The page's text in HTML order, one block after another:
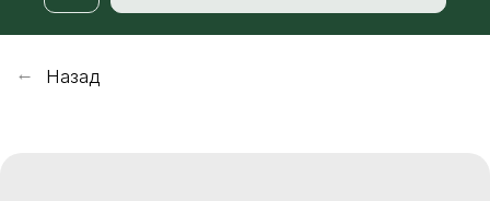
Назад